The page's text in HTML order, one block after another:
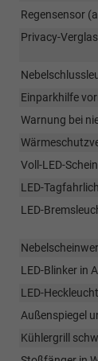
Regensensor
Privacy-
Einparkhilfe
Warnung bei
Voll-LED-
LED-
LED-
LED-Blinker in
LED-
Außenspiegel
Kühlergrill